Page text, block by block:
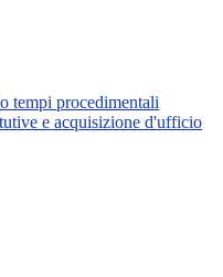
tempi procedimentali
e acquisizione d'ufficio